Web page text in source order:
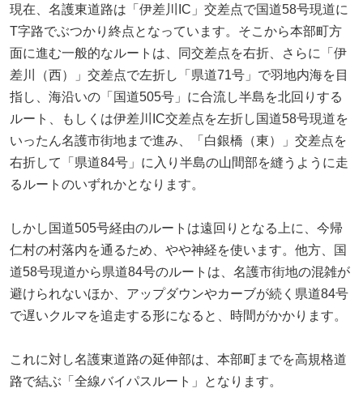
現在、名護東道路は「伊差川IC」交差点で国道58号現道に
T字路でぶつかり終点となっています。そこから本部町方
面に進む一般的なルートは、同交差点を右折、さらに「伊
差川（西）」交差点で左折し「県道71号」で羽地内海を目
指し、海沿いの「国道505号」に合流し半島を北回りする
ルート、もしくは伊差川IC交差点を左折し国道58号現道を
いったん名護市街地まで進み、「白銀橋（東）」交差点を
右折して「県道84号」に入り半島の山間部を縫うように走
るルートのいずれかとなります。
しかし国道505号経由のルートは遠回りとなる上に、今帰
仁村の村落内を通るため、やや神経を使います。他方、国
道58号現道から県道84号のルートは、名護市街地の混雑が
避けられないほか、アップダウンやカーブが続く県道84号
で遅いクルマを追走する形になると、時間がかかります。
これに対し名護東道路の延伸部は、本部町までを高規格道
路で結ぶ「全線バイパスルート」となります。